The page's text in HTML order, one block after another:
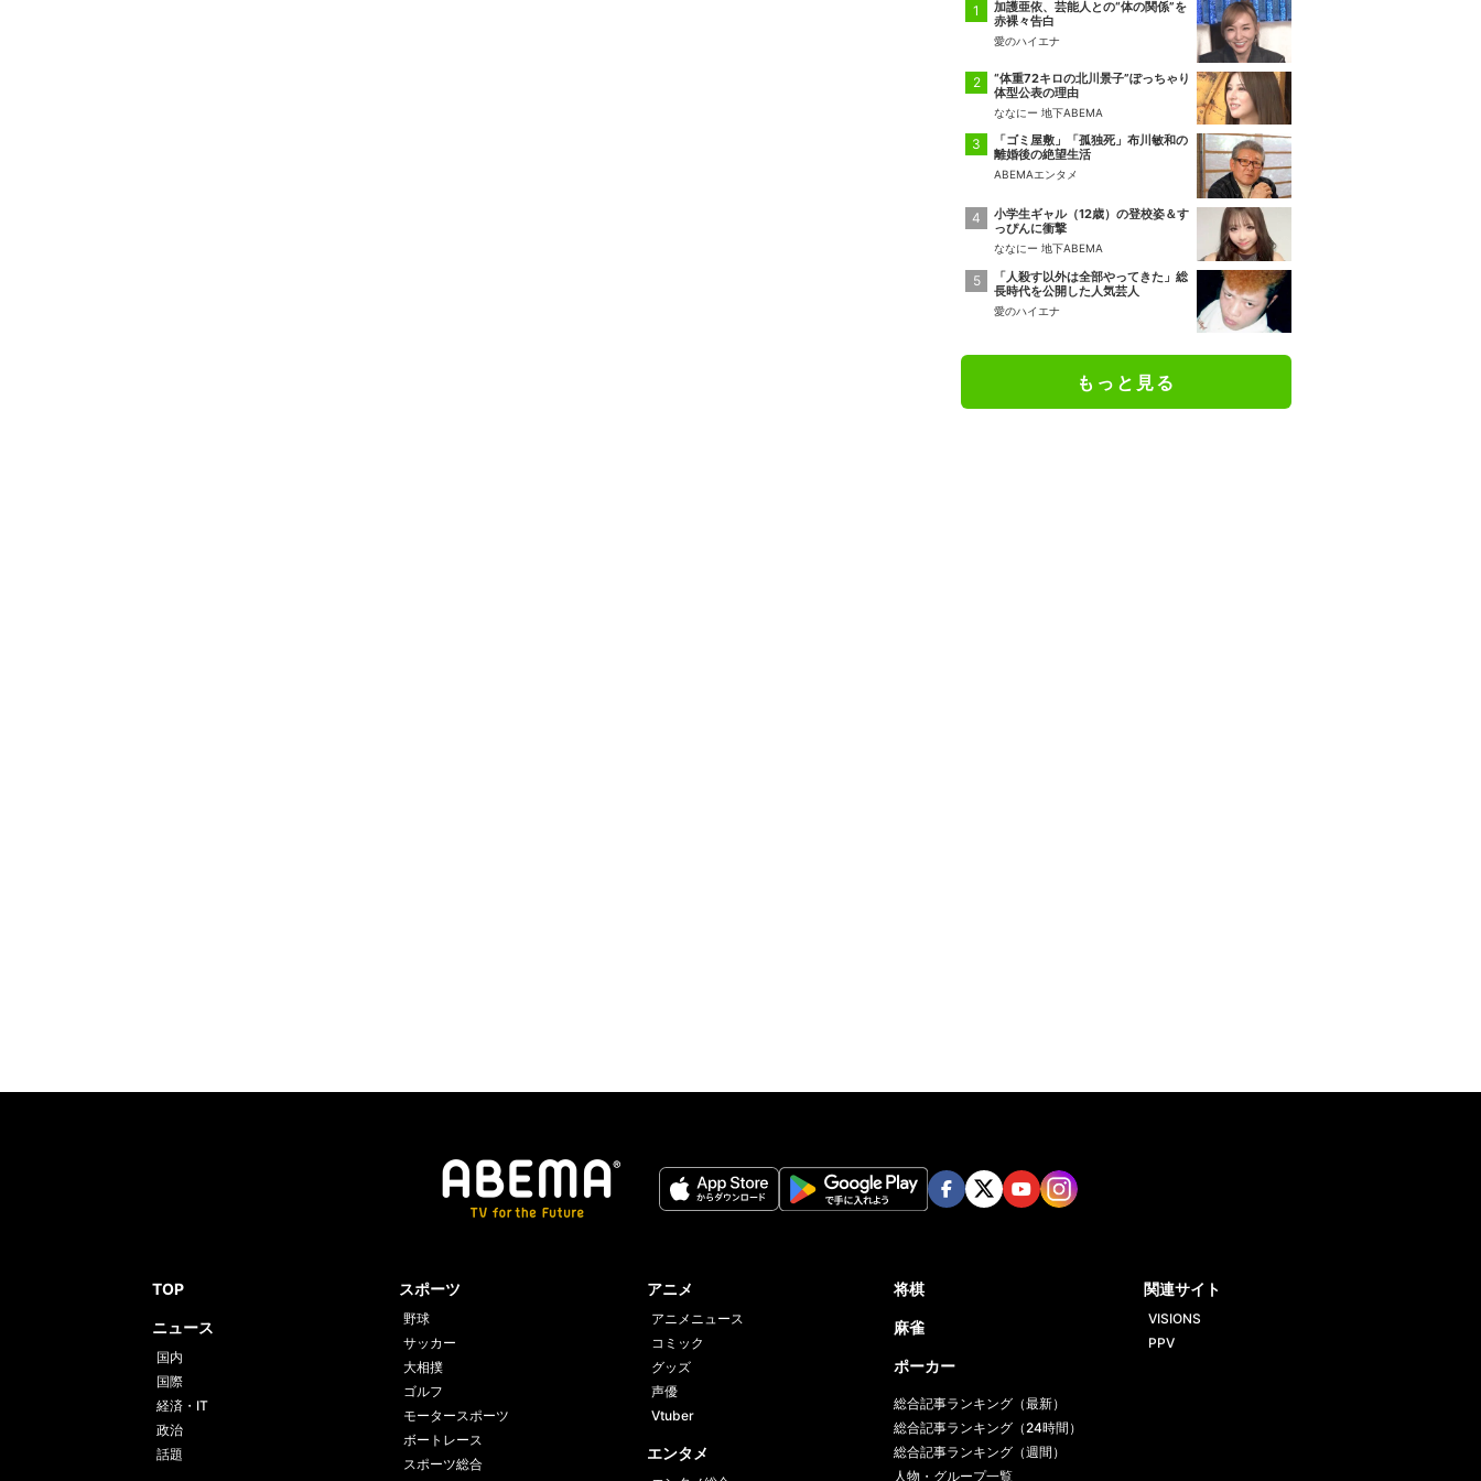
加護亜依、芸能人との“体の関係”を
赤裸々告白
愛のハイエナ
“体重72キロの北川景子”ぽっちゃり
体型公表の理由
ななにー 地下ABEMA
「ゴミ屋敷」「孤独死」布川敏和の
離婚後の絶望生活
ABEMAエンタメ
小学生ギャル（12歳）の登校姿＆す
っぴんに衝撃
ななにー 地下ABEMA
「人殺す以外は全部やってきた」総
長時代を公開した人気芸人
愛のハイエナ
もっと見る
TOP
ニュース
国内
国際
経済・IT
政治
話題
スポーツ
野球
サッカー
大相撲
ゴルフ
モータースポーツ
ボートレース
スポーツ総合
アニメ
アニメニュース
コミック
グッズ
声優
Vtuber
エンタメ
将棋
麻雀
ポーカー
総合記事ランキング（最新）
総合記事ランキング（24時間）
総合記事ランキング（週間）
人物・グループ一覧
関連サイト
VISIONS
PPV